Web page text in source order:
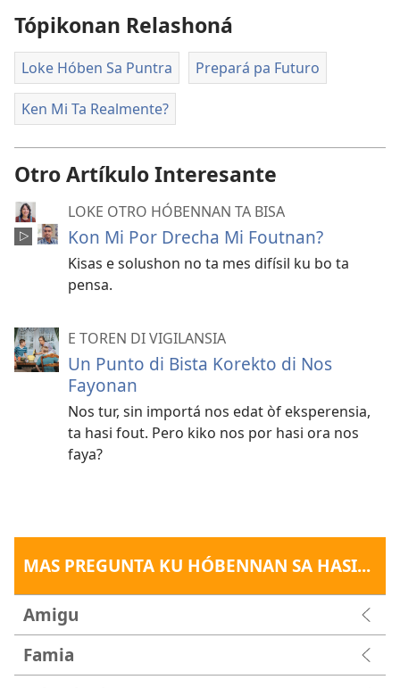
Tópikonan Relashoná
Loke Hóben Sa Puntra Prepará pa Futuro
Ken Mi Ta Realmente?
Otro Artíkulo Interesante
LOKE OTRO HÓBENNAN TA BISA
Kon Mi Por Drecha Mi Foutnan?
Kisas e solushon no ta mes difísil ku bo ta
pensa.
E TOREN DI VIGILANSIA
Un Punto di Bista Korekto di Nos
Fayonan
Nos tur, sin importá nos edat òf eksperensia,
ta hasi fout. Pero kiko nos por hasi ora nos
faya?
MAS PREGUNTA KU HÓBENNAN SA HASI...
Amigu
Famia